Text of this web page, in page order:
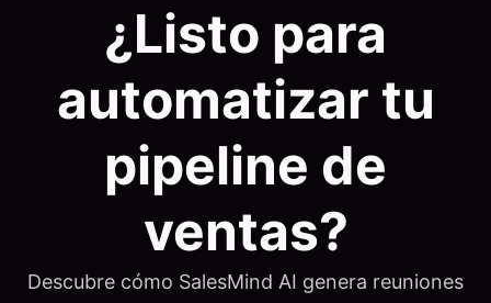
¿Listo para
automatizar tu
pipeline de
ventas?
Descubre cómo SalesMind AI genera reuniones